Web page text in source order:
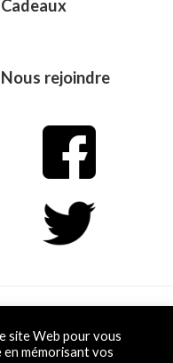
Cadeaux
Nous rejoindre
L&D
site Web pour vous
mémorisant vos